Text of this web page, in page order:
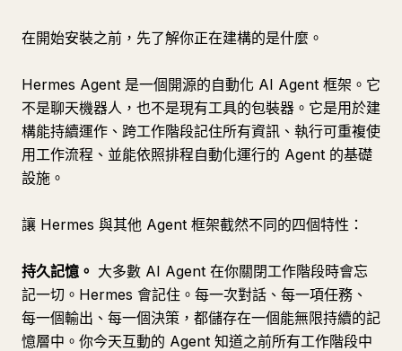
品質閘門
第 12 節：常見問題排解
第 13 節：衡量與改善你的操作
每週回顧
目的
輸出
第 14 節：90 天建設計畫
複合的真實情況
在開始安裝之前，先了解你正在建構的是什麼。
Hermes Agent 是一個開源的自動化 AI Agent 框架。它
不是聊天機器人，也不是現有工具的包裝器。它是用於建
構能持續運作、跨工作階段記住所有資訊、執行可重複使
用工作流程、並能依照排程自動化運行的 Agent 的基礎
設施。
讓 Hermes 與其他 Agent 框架截然不同的四個特性：
持久記憶。 大多數 AI Agent 在你關閉工作階段時會忘
記一切。Hermes 會記住。每一次對話、每一項任務、
每一個輸出、每一個決策，都儲存在一個能無限持續的記
憶層中。你今天互動的 Agent 知道之前所有工作階段中